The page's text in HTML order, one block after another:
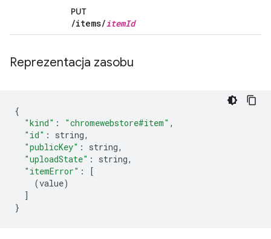
PUT
/items/itemId
Reprezentacja zasobu
{
"kind" : "chromewebstore#item" ,
"id" : string,
"publicKey" : string,
"uploadState" : string,
"itemError" :
[
(value)
]
}